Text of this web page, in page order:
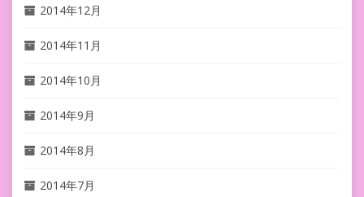
2014年12月
2014年11月
2014年10月
2014年9月
2014年8月
2014年7月